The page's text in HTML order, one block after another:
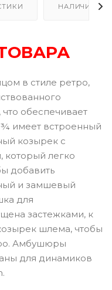
НАЛИЧИЕ
в стиле ретро,
обеспечивает
имеет встроенный
козырек с
который легко
добавить
и замшевый
для
застежками, к
шлема, чтобы
Амбушюры
для динамиков